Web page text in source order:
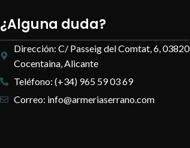
¿Alguna duda?
Dirección: C/ Passeig del Comtat, 6, 03820
Cocentaina, Alicante
Teléfono: (+34) 965 59 03 69
Correo: info@armeriaserrano.com